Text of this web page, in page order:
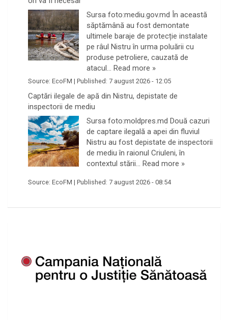
Sursa foto:mediu.gov.md În această
săptămână au fost demontate
ultimele baraje de protecție instalate
pe râul Nistru în urma poluării cu
produse petroliere, cauzată de
atacul… Read more »
Source: EcoFM | Published: 7 august 2026 - 12:05
Captări ilegale de apă din Nistru, depistate de
inspectorii de mediu
Sursa foto:moldpres.md Două cazuri
de captare ilegală a apei din fluviul
Nistru au fost depistate de inspectorii
de mediu în raionul Criuleni, în
contextul stării… Read more »
Source: EcoFM | Published: 7 august 2026 - 08:54